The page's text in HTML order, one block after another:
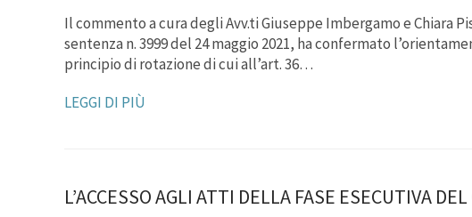
Il commento a cura degli Avv.ti Giuseppe Imbergamo e Chiara
sentenza n. 3999 del 24 maggio 2021, ha confermato
principio di rotazione di cui all’art. 36…
LEGGI DI PIÙ
L’ACCESSO AGLI ATTI DELLA FASE ESECUTIVA